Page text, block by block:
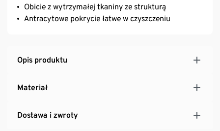
Obicie z wytrzymałej tkaniny ze strukturą
Antracytowe pokrycie łatwe w czyszczeniu
Opis produktu
Materiał
Dostawa i zwroty